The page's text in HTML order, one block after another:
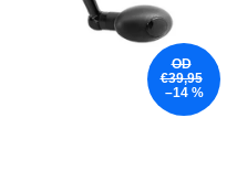
OD
€39,95
–14 %